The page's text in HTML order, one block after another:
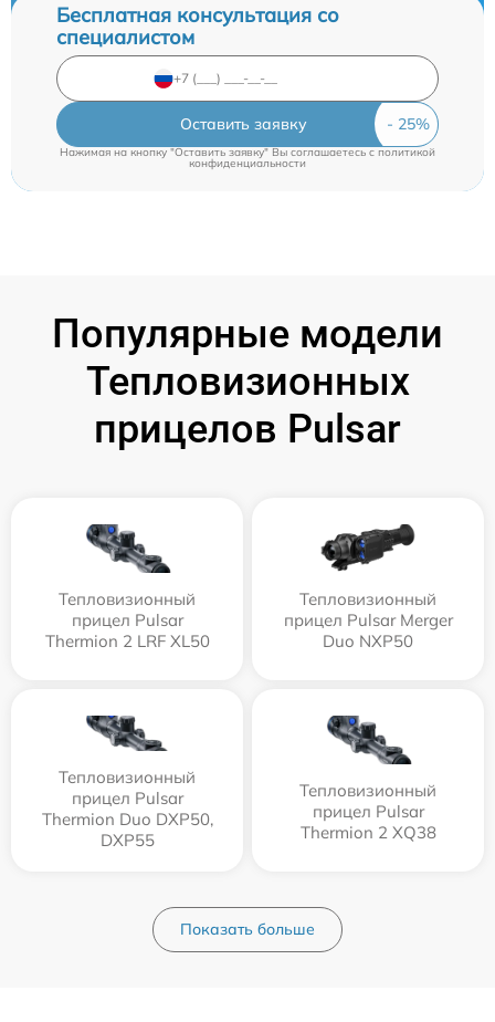
Бесплатная консультация со
специалистом
Оставить заявку
Нажимая на кнопку "Оставить заявку" Вы соглашаетесь cполитикой
конфиденциальности
Популярные модели
Тепловизионных
прицелов Pulsar
Тепловизионный
прицел Pulsar
Thermion 2 LRF XL50
Тепловизионный
прицел Pulsar Merger
Duo NXP50
Тепловизионный
прицел Pulsar
Thermion Duo DXP50,
DXP55
Тепловизионный
прицел Pulsar
Thermion 2 XQ38
Показать больше